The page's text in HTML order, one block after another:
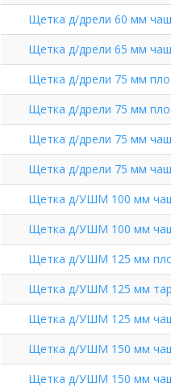
Щетка д/дрели 60 мм
Щетка д/дрели 65 мм
Щетка д/дрели 75 мм
Щетка д/дрели 75 мм
Щетка д/дрели 75 мм
Щетка д/дрели 75 мм
Щетка д/УШМ 100 мм
Щетка д/УШМ 100 мм
Щетка д/УШМ 125 мм
Щетка д/УШМ 125 мм
Щетка д/УШМ 125 мм
Щетка д/УШМ 150 мм
Щетка д/УШМ 150 мм